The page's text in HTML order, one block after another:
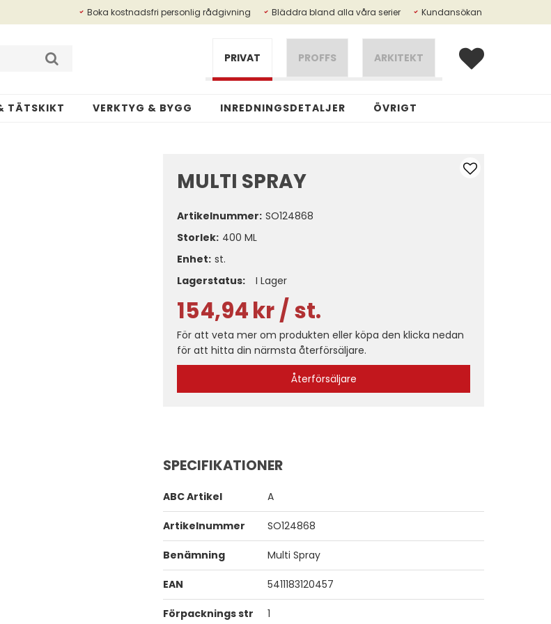
Boka kostnadsfri personlig rådgivning Bläddra bland alla våra serier Kundansökan
TÄTSKIKT VERKTYG & BYGG INREDNINGSDETALJER
ÖVRIGT
PRIVAT PROFFS ARKITEKT
MULTI SPRAY
Artikelnummer: SO124868
Storlek 400 ML
Enhet: st.
Lagerstatus:
I Lager
154,94kr/ st.
För att veta mer om produkten eller köpa den klicka nedan
för att hitta din närmsta återförsäljare.
Återförsäljare
SPECIFIKATIONER
ABC Artikel A
Artikelnummer SO124868
Benämning Multi Spray
EAN 5411183120457
Förpacknings str 1